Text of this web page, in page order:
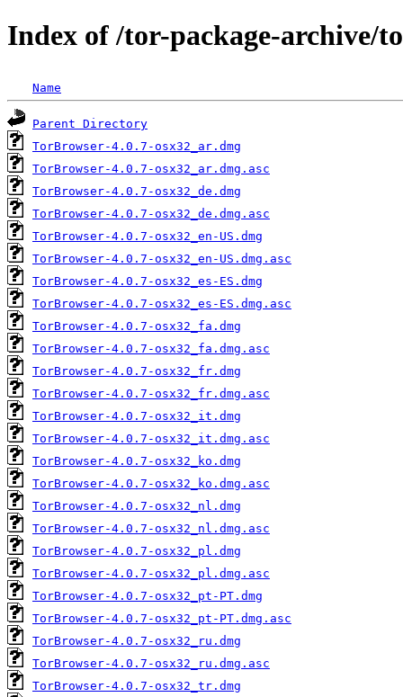
Index of /tor-package-archive/
Name
Parent Directory
TorBrowser-4.0.7-osx32_ar.dmg
TorBrowser-4.0.7-osx32_ar.dmg.asc
TorBrowser-4.0.7-osx32_de.dmg
TorBrowser-4.0.7-osx32_de.dmg.asc
TorBrowser-4.0.7-osx32_en-US.dmg
TorBrowser-4.0.7-osx32_en-US.dmg.asc
TorBrowser-4.0.7-osx32_es-ES.dmg
TorBrowser-4.0.7-osx32_es-ES.dmg.asc
TorBrowser-4.0.7-osx32_fa.dmg
TorBrowser-4.0.7-osx32_fa.dmg.asc
TorBrowser-4.0.7-osx32_fr.dmg
TorBrowser-4.0.7-osx32_fr.dmg.asc
TorBrowser-4.0.7-osx32_it.dmg
TorBrowser-4.0.7-osx32_it.dmg.asc
TorBrowser-4.0.7-osx32_ko.dmg
TorBrowser-4.0.7-osx32_ko.dmg.asc
TorBrowser-4.0.7-osx32_nl.dmg
TorBrowser-4.0.7-osx32_nl.dmg.asc
TorBrowser-4.0.7-osx32_pl.dmg
TorBrowser-4.0.7-osx32_pl.dmg.asc
TorBrowser-4.0.7-osx32_pt-PT.dmg
TorBrowser-4.0.7-osx32_pt-PT.dmg.asc
TorBrowser-4.0.7-osx32_ru.dmg
TorBrowser-4.0.7-osx32_ru.dmg.asc
TorBrowser-4.0.7-osx32_tr.dmg